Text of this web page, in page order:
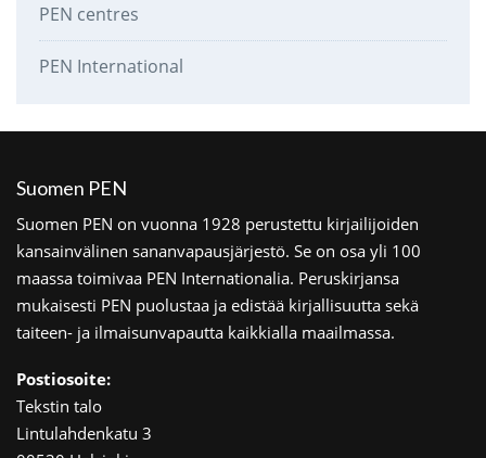
PEN centres
PEN International
Suomen PEN
Suomen PEN on vuonna 1928 perustettu kirjailijoiden
kansainvälinen sananvapausjärjestö. Se on osa yli 100
maassa toimivaa PEN Internationalia. Peruskirjansa
mukaisesti PEN puolustaa ja edistää kirjallisuutta sekä
taiteen- ja ilmaisunvapautta kaikkialla maailmassa.
Postiosoite:
Tekstin talo
Lintulahdenkatu 3